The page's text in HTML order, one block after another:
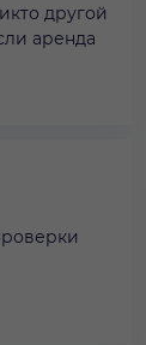
другой
аренда